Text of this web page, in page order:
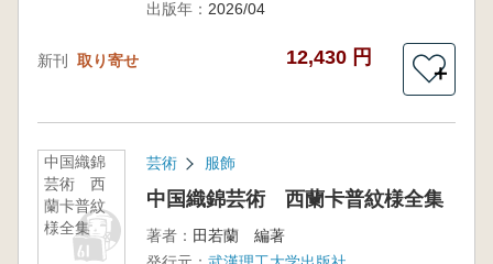
出版年： 2026/04
新刊 取り寄せ 12,430 円
＋
中国織錦
芸術 西
蘭卡普紋
様全集
芸術 服飾
中国織錦芸術 西蘭卡普紋様全集
著者： 田若蘭 編著